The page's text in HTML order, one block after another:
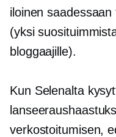
iloinen saadessaan
(yksi
bloggaajille).
Kun Selenalta
verkostoitumisen,